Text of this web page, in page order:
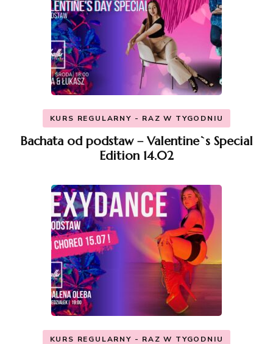
KURS REGULARNY - RAZ W TYGODNIU
Bachata od podstaw – Valentine`s Special
Edition 14.02
KURS REGULARNY - RAZ W TYGODNIU